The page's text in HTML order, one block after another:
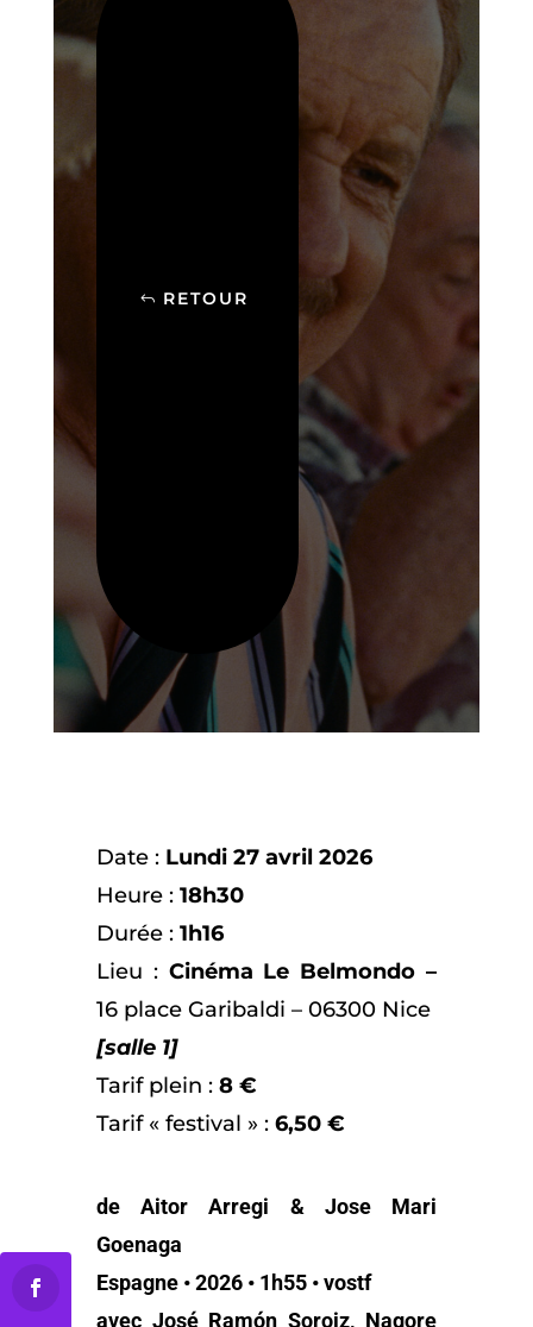
RETOUR
Date : Lundi 27 avril2026
Heure : 18h30
Durée : 1h16
Lieu : Cinéma Le Belmondo –
16 place Garibaldi – 06300 Nice
[salle 1]
Tarif plein : 8 €
Tarif « festival » : 6,50 €
de Aitor Arregi & Jose Mari
Goenaga
Espagne • 2026 • 1h55 • vostf
avec José Ramón Soroiz, Nagore